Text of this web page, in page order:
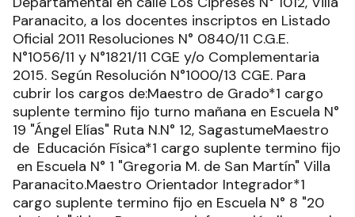
Paranacito, a los docentes inscriptos en Listado
Oficial 2011 Resoluciones N° 0840/11 C.G.E.
N°1056/11 y N°1821/11 CGE y/o Complementaria
2015. Según Resolución N°1000/13 CGE. Para
cubrir los cargos de:Maestro de Grado*1 cargo
suplente termino fijo turno mañana en Escuela N°
19 "Ángel Elías" Ruta N.N° 12, SagastumeMaestro
de Educación Física*1 cargo suplente termino fijo
en Escuela N° 1 "Gregoria M. de San Martín" Villa
Paranacito.Maestro Orientador Integrador*1
cargo suplente termino fijo en Escuela N° 8 "20